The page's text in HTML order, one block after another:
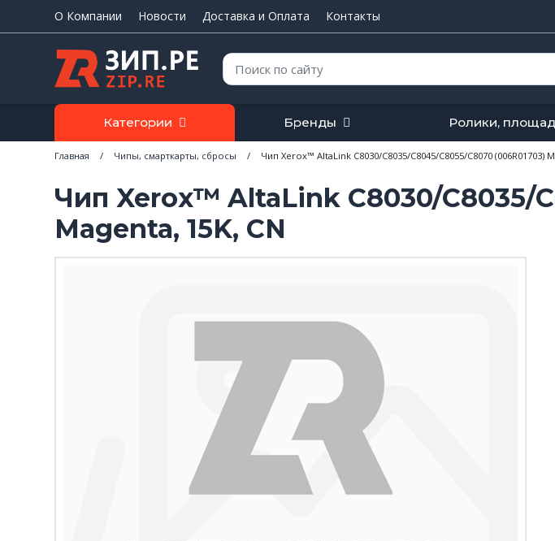
О Компании Новости Доставка и Оплата Контакты
Поиск:
Категории Бренды Ролики,
Главная / Чипы, смарткарты, сбросы / Чип Xerox™ AltaLink C8030/C8035/C8045/C8055/C8070 (006R01703)
Чип Xerox™ AltaLink C8030/C8035/
Magenta, 15K, CN